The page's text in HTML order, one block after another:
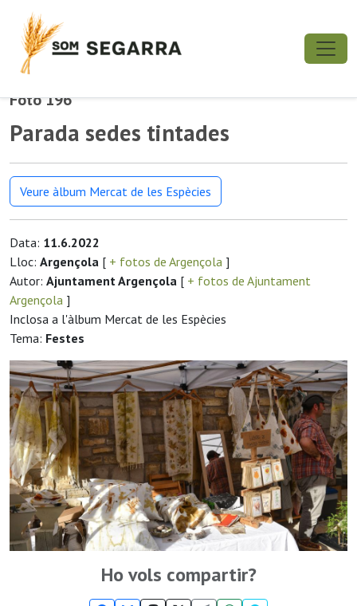
Foto 196
Parada sedes tintades
Veure àlbum Mercat de les Espècies
Data: 11.6.2022
Lloc: Argençola [ + fotos de Argençola ]
Autor: Ajuntament Argençola [ + fotos de Ajuntament
Argençola ]
Inclosa a l'àlbum Mercat de les Espècies
Tema: Festes
Ho vols compartir?